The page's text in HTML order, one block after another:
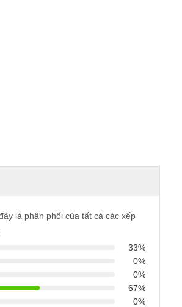
là phân phối của tất cả các xếp
33%
0%
0%
67%
0%